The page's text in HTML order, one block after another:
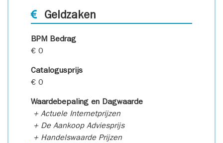
Geldzaken
BPM Bedrag
€ 0
Catalogusprijs
€ 0
Waardebepaling en Dagwaarde
+ Actuele Internetprijzen
+ De Aankoop Adviesprijs
+ Handelswaarde Prijzen